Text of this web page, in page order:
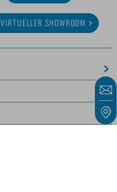
VIRTUELLER SHOWROOM